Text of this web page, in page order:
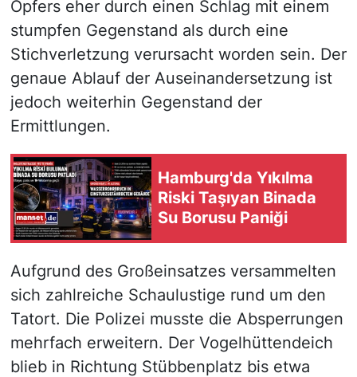
Opfers eher durch einen Schlag mit einem
stumpfen Gegenstand als durch eine
Stichverletzung verursacht worden sein. Der
genaue Ablauf der Auseinandersetzung ist
jedoch weiterhin Gegenstand der
Ermittlungen.
Hamburg'da Yıkılma
Riski Taşıyan Binada
Su Borusu Paniği
Aufgrund des Großeinsatzes versammelten
sich zahlreiche Schaulustige rund um den
Tatort. Die Polizei musste die Absperrungen
mehrfach erweitern. Der Vogelhüttendeich
blieb in Richtung Stübbenplatz bis etwa